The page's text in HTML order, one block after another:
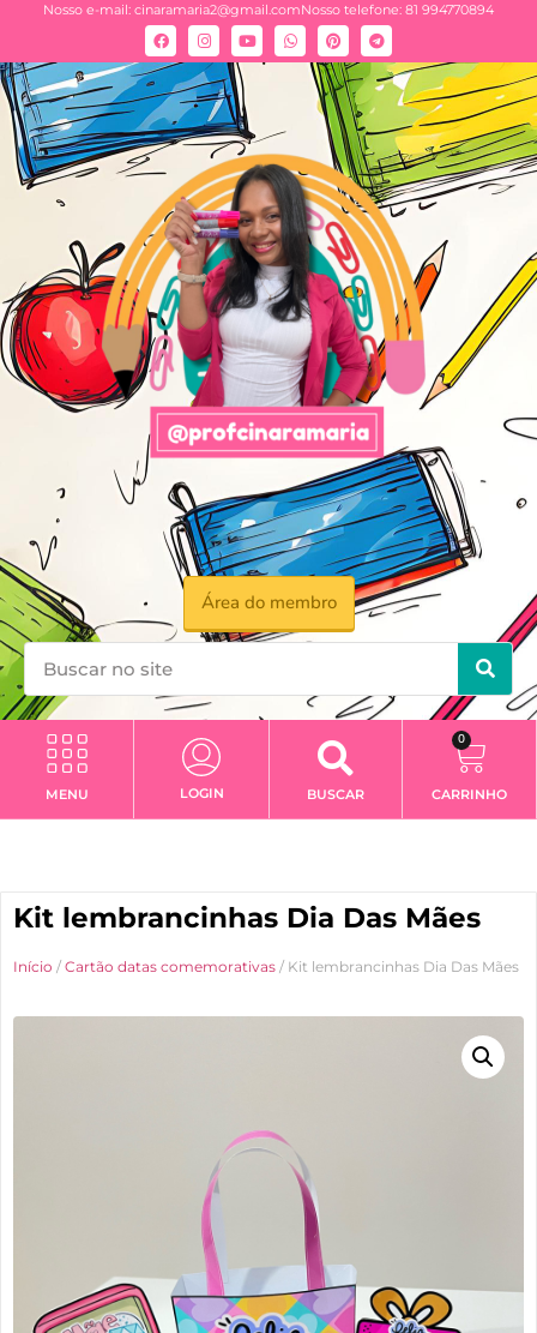
Nosso e-mail: cinaramaria2@gmail.comNosso telefone: 81 994770894
Área do membro
MENU LOGIN BUSCAR
0
CARRINHO
Kit lembrancinhas Dia Das Mães
Início / Cartão datas comemorativas / Kit lembrancinhas Dia Das Mães